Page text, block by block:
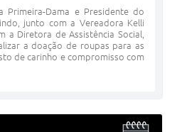
Dama e Presidente do
junto com a Vereadora Kelli
a Diretora de Assistência Social,
a doação de roupas para as
de carinho e compromisso com